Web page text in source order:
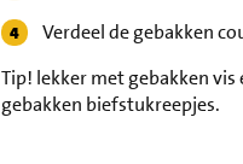
Verdeel de gebakken
Tip! lekker met gebakken
gebakken biefstukreepjes.